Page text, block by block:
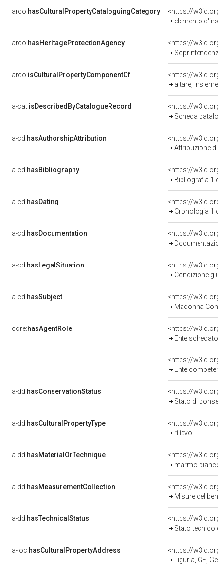
arco:hasCulturalPropertyCataloguingCategory
<https://
elemento
arco:hasHeritageProtectionAgency
<https://
Soprintendenza
arco:isCulturalPropertyComponentOf
<https://
altare,
a-cat:isDescribedByCatalogueRecord
<https://
Scheda
a-cd:hasAuthorshipAttribution
Attribuzione
a-cd:hasBibliography
<https://
Bibliografia 1
a-cd:hasDating
<https://
Cronologia 1
a-cd:hasDocumentation
a-cd:hasLegalSituation
Condizione
a-cd:hasSubject
<https://
Madonna
core:hasAgentRole
<https://
Ente schedatore
<https://
Ente competente per
a-dd:hasConservationStatus
<https://
Stato di
a-dd:hasCulturalPropertyType
<https://
rilievo
a-dd:hasMaterialOrTechnique
<https://
marmo
a-dd:hasMeasurementCollection
<https://
Misure del
a-dd:hasTechnicalStatus
<https://
Stato tecnico
a-loc:hasCulturalPropertyAddress
<https://
Liguria, GE,